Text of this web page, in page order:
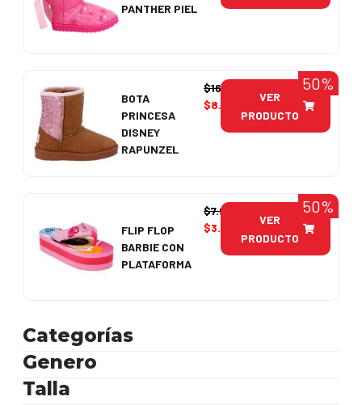
Categorías
Genero
Talla
PANTHER PIEL
50%
BOTA
PRINCESA
DISNEY
RAPUNZEL
$16.990
$8.495
VER
PRODUCTO
50%
FLIP FLOP
BARBIE CON
PLATAFORMA
$7.990
$3.995
VER
PRODUCTO